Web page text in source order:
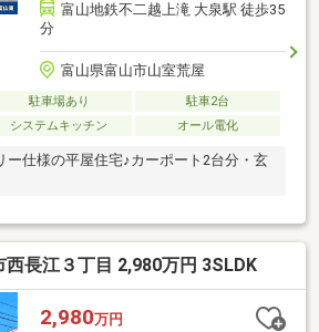
富山地鉄不二越上滝 大泉駅 徒歩35
分
富山県富山市山室荒屋
駐車場あり
駐車2台
システムキッチン オール電化
ー仕様の平屋住宅♪カーポート2台分・玄
西長江３丁目 2,980万円 3SLDK
2,980万円